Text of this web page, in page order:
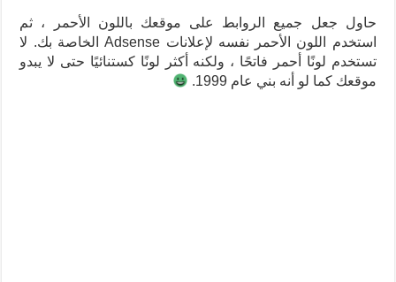
حاول جعل جميع الروابط على موقعك باللون الأحمر ، ثم
استخدم اللون الأحمر نفسه لإعلانات Adsense الخاصة بك. لا
تستخدم لونًا أحمر فاتحًا ، ولكنه أكثر لونًا كستنائيًا حتى لا يبدو
موقعك كما لو أنه بني عام 1999.